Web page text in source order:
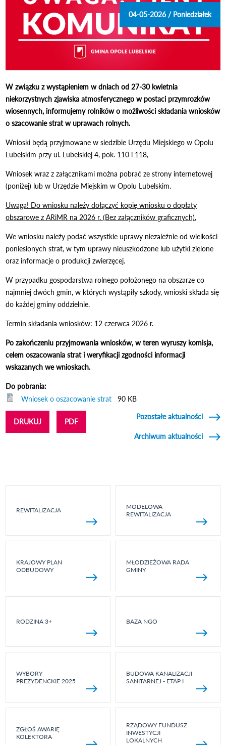
04-05-2026 / Poniedziałek
W związku z wystąpieniem w dniach od 27-30 kwietnia
niekorzystnych zjawiska atmosferycznego w postaci przymrozków
wiosennych, informujemy rolników o możliwości składania wniosków
o szacowanie strat w uprawach rolnych.
Wnioski będą przyjmowane w siedzibie Urzędu Miejskiego w Opolu
Lubelskim przy ul. Lubelskiej 4, pok. 110 i 118,
Wniosek wraz z załącznikami można pobrać ze strony internetowej
(poniżej) lub w Urzędzie Miejskim w Opolu Lubelskim.
Uwaga! Do wniosku należy dołączyć kopię wniosku o dopłaty
obszarowe z ARiMR na 2026 r. (Bez załączników graficznych),
We wniosku należy podać wszystkie uprawy niezależnie od wielkości
poniesionych strat, w tym uprawy nieuszkodzone lub użytki zielone
oraz informacje o produkcji zwierzęcej.
W przypadku gospodarstwa rolnego położonego na obszarze co
najmniej dwóch gmin, w których wystąpiły szkody, wnioski składa się
do każdej gminy oddzielnie.
Termin składania wniosków: 12 czerwca 2026 r.
Po zakończeniu przyjmowania wniosków, w teren wyruszy komisja,
celem oszacowania strat i weryfikacji zgodności informacji
wskazanych we wnioskach.
Do pobrania:
Wniosek o oszacowanie strat
90 KB
DRUKUJ PDF
Pozostałe aktualności
Archiwum aktualności
REWITALIZACJA
MODELOWA
REWITALIZACJA
KRAJOWY PLAN
ODBUDOWY
MŁODZIEŻOWA RADA
GMINY
RODZINA 3+ BAZA NGO
WYBORY
PREZYDENCKIE 2025
BUDOWA KANALIZACJI
SANITARNEJ - ETAP I
ZGŁOŚ AWARIĘ
KOLEKTORA
RZĄDOWY FUNDUSZ
INWESTYCJI
LOKALNYCH